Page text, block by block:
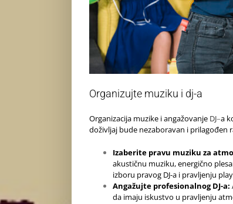
Organizujte muziku i dj-a
Organizacija muzike i angažovanje DJ–a
doživljaj bude nezaboravan i prilagođen
Izaberite pravu muziku za
akustičnu muziku, energično
izboru pravog DJ-a i pravljenju
Angažujte profesionalnog DJ-a:
da imaju iskustvo u pravljenju